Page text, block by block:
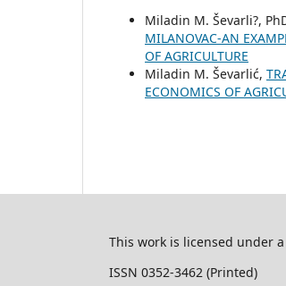
Miladin M. Ševarli?,
MILANOVAC-AN
OF AGRICULTURE
Miladin M. Ševarlić,
ECONOMICS OF
This work is licensed under a
ISSN 0352-3462 (Printed)